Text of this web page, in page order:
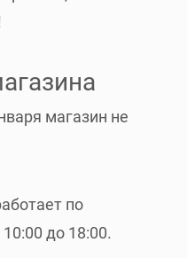
магазин не
по
до 18:00.